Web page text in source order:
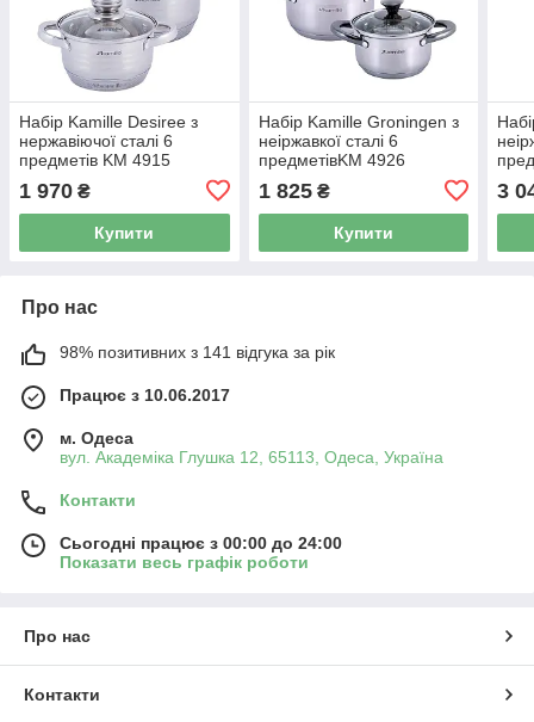
Набір Kamille Desiree з
нержавіючої сталі 6
предметів KM 4915
1 970 ₴
Купити
Набір Kamille Groningen з
неіржавкої сталі 6
предметівKM 4926
1 825₴
Купити
3
Про нас
98% позитивних з 141 відгука за рік
Працює з 10.06.2017
м. Одеса
вул. Академіка Глушка 12, 65113, Одеса, Україна
Контакти
Сьогодні працює з 00:00 до 24:00
Показати весь графік роботи
Про нас
Контакти